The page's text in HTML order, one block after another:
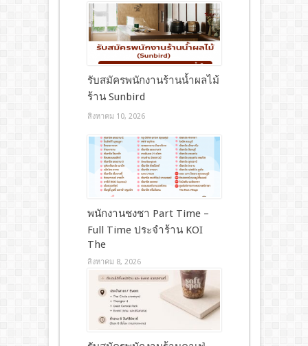
รับสมัครพนักงานร้านน้ำผลไม้
ร้าน Sunbird
สิงหาคม 10, 2026
พนักงานชงชา Part Time –
Full Time ประจำร้าน KOI
The
สิงหาคม 8, 2026